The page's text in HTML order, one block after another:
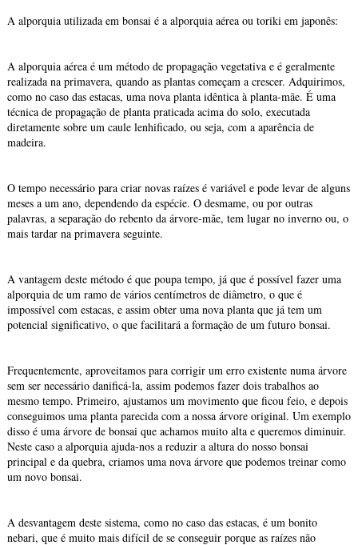
A alporquia utilizada em bonsai é a alporquia aérea ou toriki em japonês:
A alporquia aérea é um método de propagação vegetativa e é geralmente
realizada na primavera, quando as plantas começam a crescer. Adquirimos,
como no caso das estacas, uma nova planta idêntica à planta-mãe. É uma
técnica de propagação de planta praticada acima do solo, executada
diretamente sobre um caule lenhificado, ou seja, com a aparência de
madeira.
O tempo necessário para criar novas raízes é variável e pode levar de alguns
meses a um ano, dependendo da espécie. O desmame, ou por outras
palavras, a separação do rebento da árvore-mãe, tem lugar no inverno ou, o
mais tardar na primavera seguinte.
A vantagem deste método é que poupa tempo, já que é possível fazer uma
alporquia de um ramo de vários centímetros de diâmetro, o que é
impossível com estacas, e assim obter uma nova planta que já tem um
potencial significativo, o que facilitará a formação de um futuro bonsai.
Frequentemente, aproveitamos para corrigir um erro existente numa árvore
sem ser necessário danificá-la, assim podemos fazer dois trabalhos ao
mesmo tempo. Primeiro, ajustamos um movimento que ficou feio, e depois
conseguimos uma planta parecida com a nossa árvore original. Um exemplo
disso é uma árvore de bonsai que achamos muito alta e queremos diminuir.
Neste caso a alporquia ajuda-nos a reduzir a altura do nosso bonsai
principal e da quebra, criamos uma nova árvore que podemos treinar como
um novo bonsai.
A desvantagem deste sistema, como no caso das estacas, é um bonito
nebari, que é muito mais difícil de se conseguir porque as raízes não